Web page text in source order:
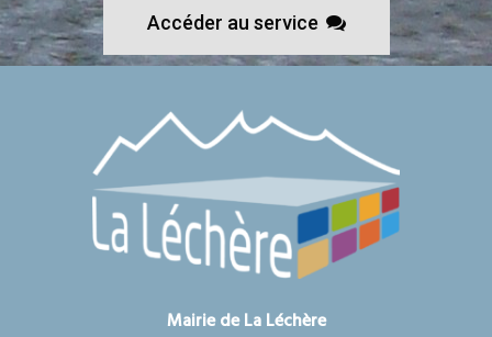
Accéder au service
Mairie de La Léchère